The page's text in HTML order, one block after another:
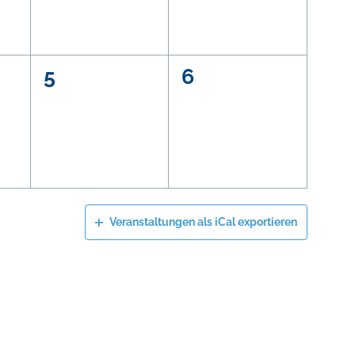
0
5
0
6
Veranstaltungen als iCal exportieren